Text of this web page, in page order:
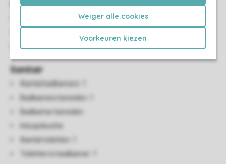
Weiger alle cookies
Voorkeuren kiezen
Woon-/eetkamer
Tv
Sanitair
Aantal badkamers: 1
Badkamers beneden: 1
Badkamer beneden
Inloopdouche
Aantal toiletten: 1
Toiletten in badkamer: 1